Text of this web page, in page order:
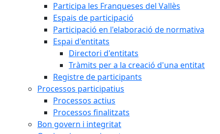
Participa les Franqueses del Vallès
Espais de participació
Participació en l'elaboració de normativa
Espai d'entitats
Directori d'entitats
Tràmits per a la creació d'una entitat
Registre de participants
Processos participatius
Processos actius
Processos finalitzats
Bon govern i integritat